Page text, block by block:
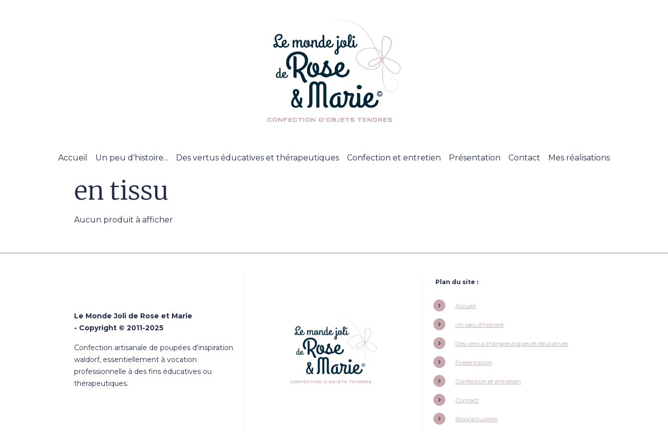
Accueil Un peu d'histoire... Des vertus éducatives et thérapeutiques Confection et entretien Présentation Contact Mes réalisations
en tissu
Aucun produit à afficher
Le Monde Joli de Rose et Marie
- Copyright © 2011-2025
Confection artisanale de poupées d'inspiration
waldorf, essentiellement à vocation
professionnelle à des fins éducatives ou
thérapeutiques.
Plan du site :
Accueil
Un peu d'histoire
Des vertus thérapeutiques et éducatives
Présentation
Confection et entretien
Contact
Blog/actualités